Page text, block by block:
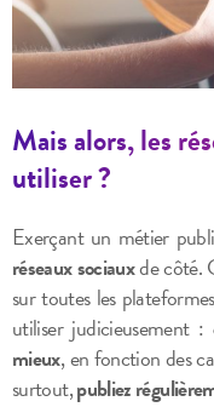
Mais alors, les
utiliser ?
Exerçant un métier
réseaux sociauxde côté.
sur toutes les
utiliser judicieusement :
mieux, en fonction des
surtout,publiez